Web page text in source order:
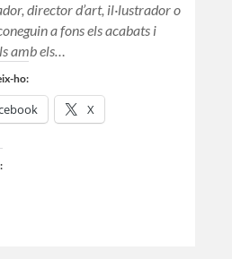
director d’art, il·lustrador o
a fons els acabats i
amb els…
ho:
X